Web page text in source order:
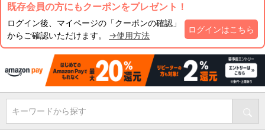
既存会員の方にもクーポンをプレゼント！
ログイン後、マイページの「クーポンの確認」
からご確認いただけます。 →使用方法
ログインはこちら
キーワードから探す